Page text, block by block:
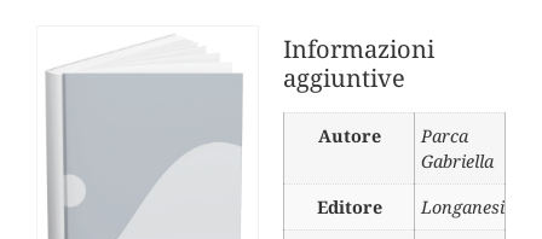
Informazioni
aggiuntive
Autore
Parca
Gabriella
Editore
Longanesi